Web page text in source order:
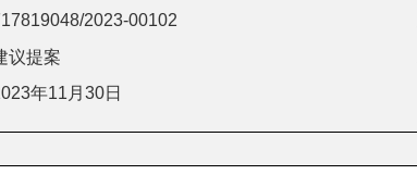
2023-00102
议提案
年11月30日